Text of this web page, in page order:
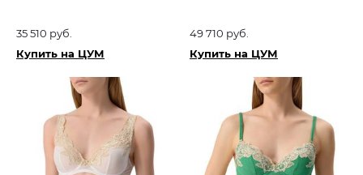
35 510 руб.
Купить на ЦУМ
49 710 руб.
Купить на ЦУМ